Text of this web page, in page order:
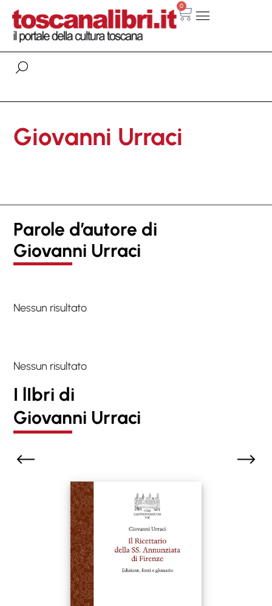
0
Giovanni Urraci
Parole d’autore di
Giovanni Urraci
Nessun risultato
Nessun risultato
I lIbri di
Giovanni Urraci